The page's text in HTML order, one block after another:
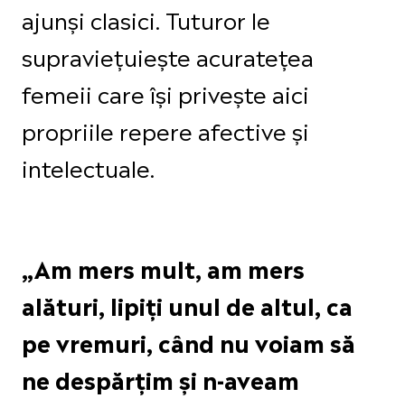
ajunși clasici. Tuturor le
supraviețuiește acuratețea
femeii care își privește aici
propriile repere afective și
intelectuale.
„Am mers mult, am mers
alături, lipiți unul de altul, ca
pe vremuri, când nu voiam să
ne despărțim și n-aveam